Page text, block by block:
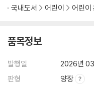
국내도서
어린이 어린이
품목정보
발행일
2026년
판형
양장